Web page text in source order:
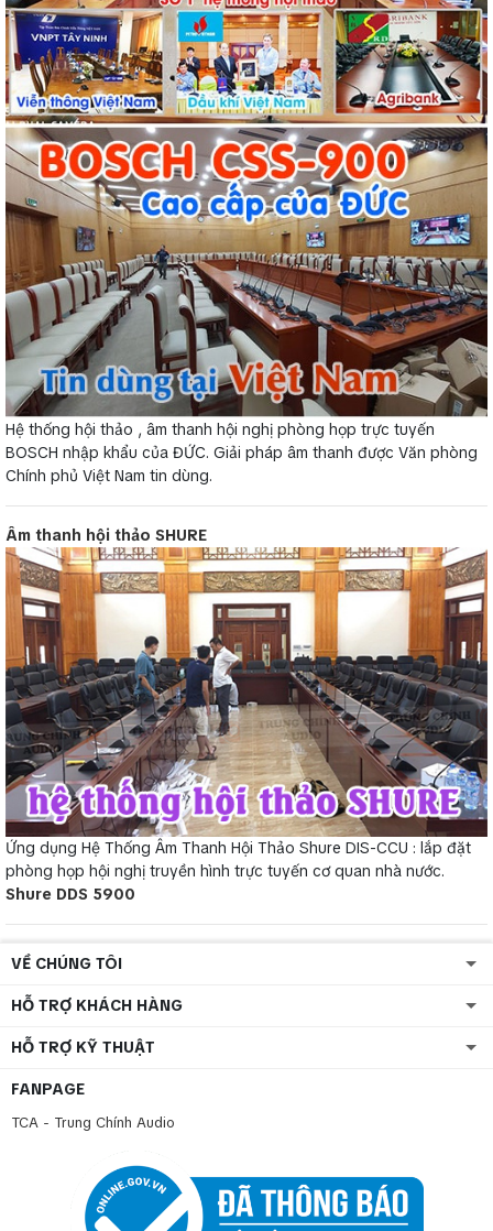
Hệ thống hội thảo , âm thanh hội nghị phòng họp trực tuyến
BOSCH nhập khẩu của ĐỨC. Giải pháp âm thanh được Văn phòng
Chính phủ Việt Nam tin dùng.
Âm thanh hội thảo SHURE
Ứng dụng Hệ Thống Âm Thanh Hội Thảo Shure DIS-CCU : lắp đặt
phòng họp hội nghị truyền hình trực tuyến cơ quan nhà nước.
Shure DDS 5900
VỀ CHÚNG TÔI
HỖ TRỢ KHÁCH HÀNG
HỖ TRỢ KỸ THUẬT
FANPAGE
TCA - Trung Chính Audio